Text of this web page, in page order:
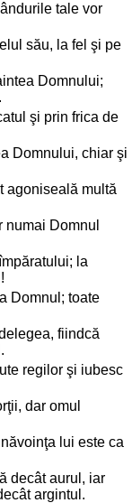
tale vor
său, la fel şi pe
Domnului;
şi prin frica de
Domnului, chiar şi
agoniseală multă
numai Domnul
la
Domnul; toate
fiindcă
regilor şi iubesc
dar omul
lui este ca
decât aurul, iar
argintul.